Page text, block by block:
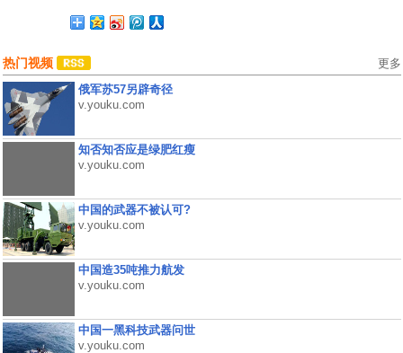
热门视频 更多
俄军苏57另辟奇径
v.youku.com
知否知否应是绿肥红瘦
v.youku.com
中国的武器不被认可?
v.youku.com
中国造35吨推力航发
v.youku.com
中国一黑科技武器问世
v.youku.com